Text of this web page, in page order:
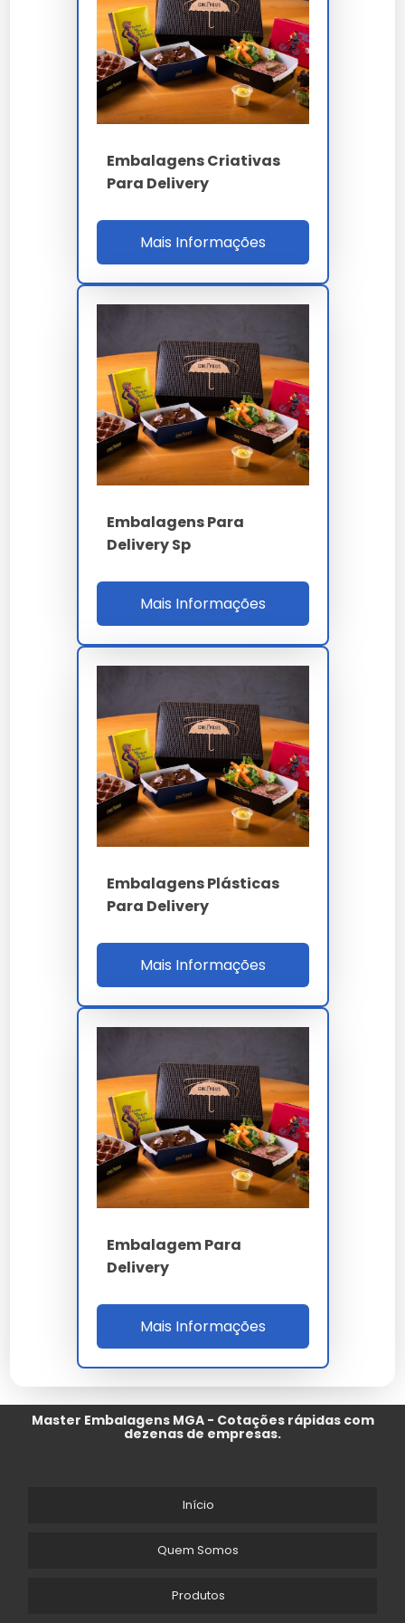
A homologação cobre iFood Sustainable Label,
iFood Green, Uber Eats Green, 99Food Eco, redes
franqueadas ESG McDonald Sustainable
Packaging, Starbucks Greener Cups, Natura
Delivery e dark kitchens sustainable premium.
biodegradação ASTM D6400, laudo LCA ISO
14040 GHG Escopo 3, compostabilidade TÜV OK
preenchedora 900h, setup 18 min, ROI 14% e SLA
OTIF 98%. A auditoria cobre ISO 9001, 14001, 17025,
22000, 17088, FSC CoC, capacidade 80 t/mês,
estoque 30 dias, RDC 105 e RoHS 3. O ROI 14%
premium ESG e 18% fidelização marca
sustentável.
PARÂMETRO ESPECIFICAÇÃO
Material
PLA ISO 17088 ou kraft
FSC ou SCG
Biodegradação
TÜV OK Compost
LCA
Certificação
Compost + Ecolabel
RDC 105
Embalagens Criativas
Para Delivery
Mais Informações
Embalagens Para
Delivery Sp
Mais Informações
Embalagens Plásticas
Para Delivery
Mais Informações
Embalagem Para
Delivery
Mais Informações
Master Embalagens MGA - Cotações rápidas com
dezenas de empresas.
Início
Quem Somos
Produtos